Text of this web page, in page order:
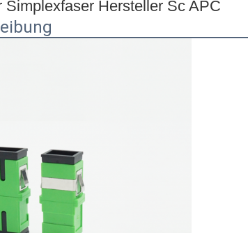
Simplexfaser Hersteller Sc APC